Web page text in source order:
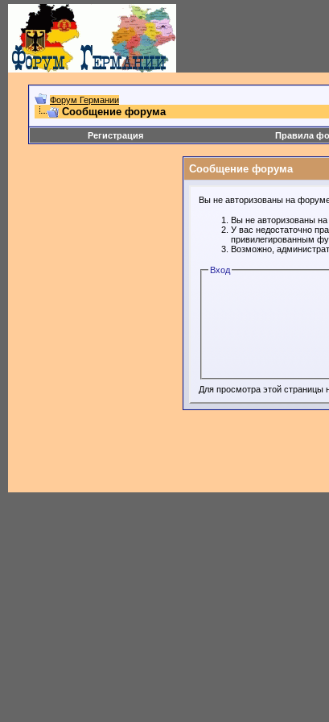
Форум Германии
Сообщение форума
Регистрация Правила
Сообщение форума
Вы не авторизованы на форуме
Вы не авторизованы
У вас недостаточно
привилегированным
Возможно,
Вход
Для просмотра этой страницы